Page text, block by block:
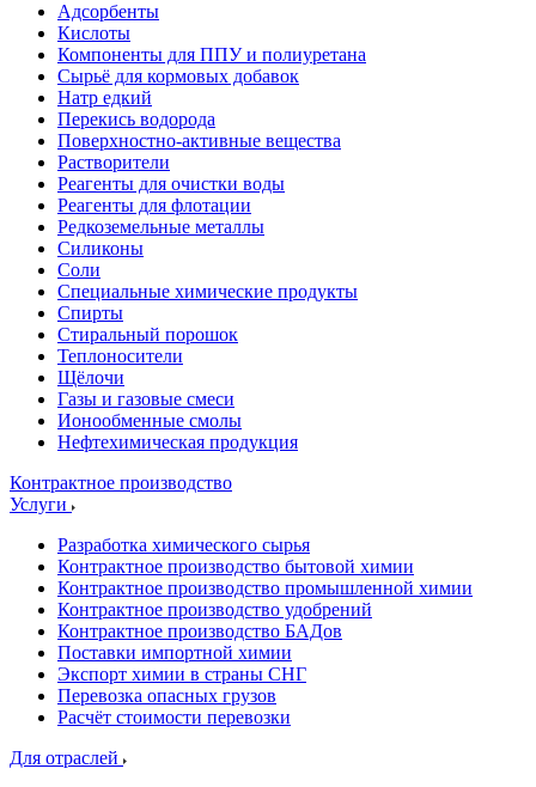
Адсорбенты
Кислоты
Компоненты для ППУ и полиуретана
Сырьё для кормовых добавок
Натр едкий
Перекись водорода
Поверхностно-активные вещества
Растворители
Реагенты для очистки воды
Реагенты для флотации
Редкоземельные металлы
Силиконы
Соли
Специальные химические продукты
Спирты
Стиральный порошок
Теплоносители
Щёлочи
Газы и газовые смеси
Ионообменные смолы
Нефтехимическая продукция
Контрактное производство
Услуги
Разработка химического сырья
Контрактное производство бытовой химии
Контрактное производство промышленной химии
Контрактное производство удобрений
Контрактное производство БАДов
Поставки импортной химии
Экспорт химии в страны СНГ
Перевозка опасных грузов
Расчёт стоимости перевозки
Для отраслей